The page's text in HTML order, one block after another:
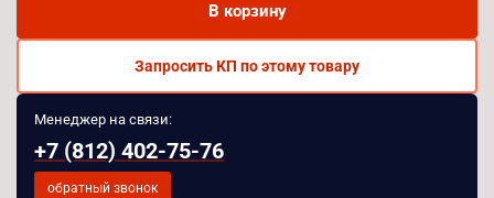
В корзину
Запросить КП по этому товару
Менеджер на связи:
+7 (812) 402-75-76
обратный звонок